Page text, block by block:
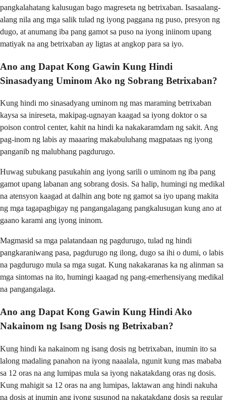
pangkalahatang kalusugan bago magreseta ng betrixaban. Isasaalang-
alang nila ang mga salik tulad ng iyong paggana ng puso, presyon ng
dugo, at anumang iba pang gamot sa puso na iyong iniinom upang
matiyak na ang betrixaban ay ligtas at angkop para sa iyo.
Ano ang Dapat Kong Gawin Kung Hindi
Sinasadyang Uminom Ako ng Sobrang Betrixaban?
Kung hindi mo sinasadyang uminom ng mas maraming betrixaban
kaysa sa inireseta, makipag-ugnayan kaagad sa iyong doktor o sa
poison control center, kahit na hindi ka nakakaramdam ng sakit. Ang
pag-inom ng labis ay maaaring makabuluhang magpataas ng iyong
panganib ng malubhang pagdurugo.
Huwag subukang pasukahin ang iyong sarili o uminom ng iba pang
gamot upang labanan ang sobrang dosis. Sa halip, humingi ng medikal
na atensyon kaagad at dalhin ang bote ng gamot sa iyo upang makita
ng mga tagapagbigay ng pangangalagang pangkalusugan kung ano at
gaano karami ang iyong ininom.
Magmasid sa mga palatandaan ng pagdurugo, tulad ng hindi
pangkaraniwang pasa, pagdurugo ng ilong, dugo sa ihi o dumi, o labis
na pagdurugo mula sa mga sugat. Kung nakakaranas ka ng alinman sa
mga sintomas na ito, humingi kaagad ng pang-emerhensiyang medikal
na pangangalaga.
Ano ang Dapat Kong Gawin Kung Hindi Ako
Nakainom ng Isang Dosis ng Betrixaban?
Kung hindi ka nakainom ng isang dosis ng betrixaban, inumin ito sa
lalong madaling panahon na iyong naaalala, ngunit kung mas mababa
sa 12 oras na ang lumipas mula sa iyong nakatakdang oras ng dosis.
Kung mahigit sa 12 oras na ang lumipas, laktawan ang hindi nakuha
na dosis at inumin ang iyong susunod na nakatakdang dosis sa regular